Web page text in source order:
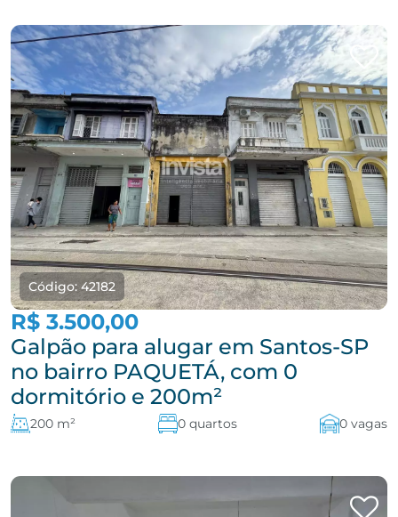
Código: 42182
R$ 3.500,00
Galpão para alugar em Santos-SP
no bairro PAQUETÁ, com 0
dormitório e 200m²
200 m² 0 quartos 0 vagas